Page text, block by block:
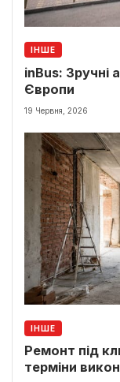
ІНШЕ
inBus: Зручні
Європи
19 Червня, 2026
ІНШЕ
Ремонт під
терміни